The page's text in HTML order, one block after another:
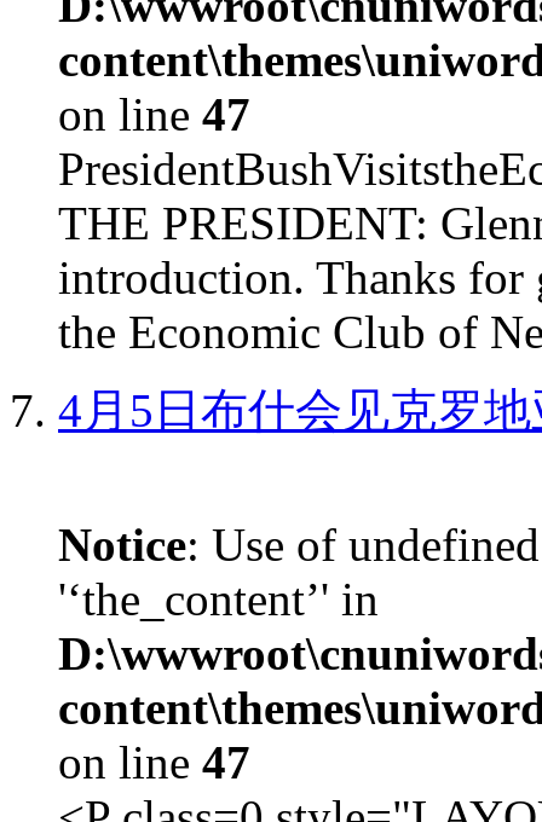
on line 47
THE PRESIDENT:
introduction. Thanks for
the Economic Club of
4月5日布什会见克罗
Notice: Use of
'‘the_content’' in
on line 47